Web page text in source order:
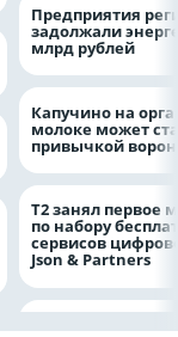
Предприятия
задолжали
млрд рублей
Капучино на
молоке может
привычкой
Т2 занял первое
по набору
сервисов
Json & Partners